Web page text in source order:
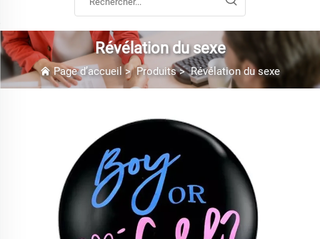
Révélation du sexe
Page d’accueil >Produits>Révélation du sexe